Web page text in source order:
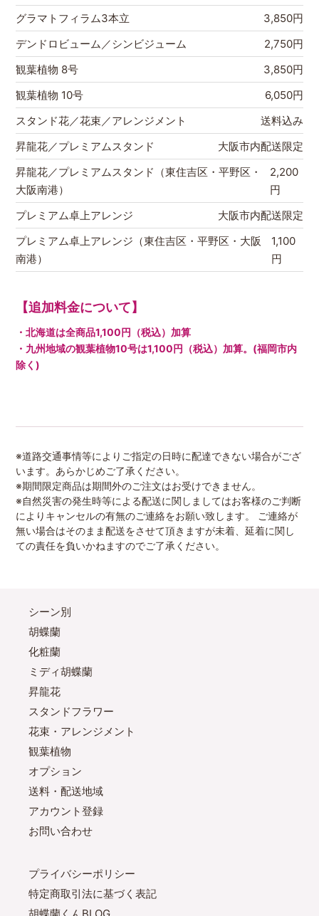
グラマトフィラム3本立
3,850円
デンドロビューム／シンビジューム
2,750円
観葉植物 8号
3,850円
観葉植物 10号
6,050円
スタンド花／花束／アレンジメント
送料込み
昇龍花／プレミアムスタンド
大阪市内配送限定
昇龍花／プレミアムスタンド（東住吉区・平野区・
大阪南港）
2,200
円
プレミアム卓上アレンジ
大阪市内配送限定
プレミアム卓上アレンジ（東住吉区・平野区・大阪
南港）
1,100
円
【追加料金について】
・北海道は全商品1,100円（税込）加算
・九州地域の観葉植物10号は1,100円（税込）加算。(福岡市内
除く)
※道路交通事情等によりご指定の日時に配達できない場合がござ
います。あらかじめご了承ください。
※期間限定商品は期間外のご注文はお受けできません。
※自然災害の発生時等による配送に関しましてはお客様のご判断
によりキャンセルの有無のご連絡をお願い致します。 ご連絡が
無い場合はそのまま配送をさせて頂きますが未着、延着に関し
ての責任を負いかねますのでご了承ください。
シーン別
胡蝶蘭
化粧蘭
ミディ胡蝶蘭
昇龍花
スタンドフラワー
花束・アレンジメント
観葉植物
オプション
送料・配送地域
アカウント登録
お問い合わせ
プライバシーポリシー
特定商取引法に基づく表記